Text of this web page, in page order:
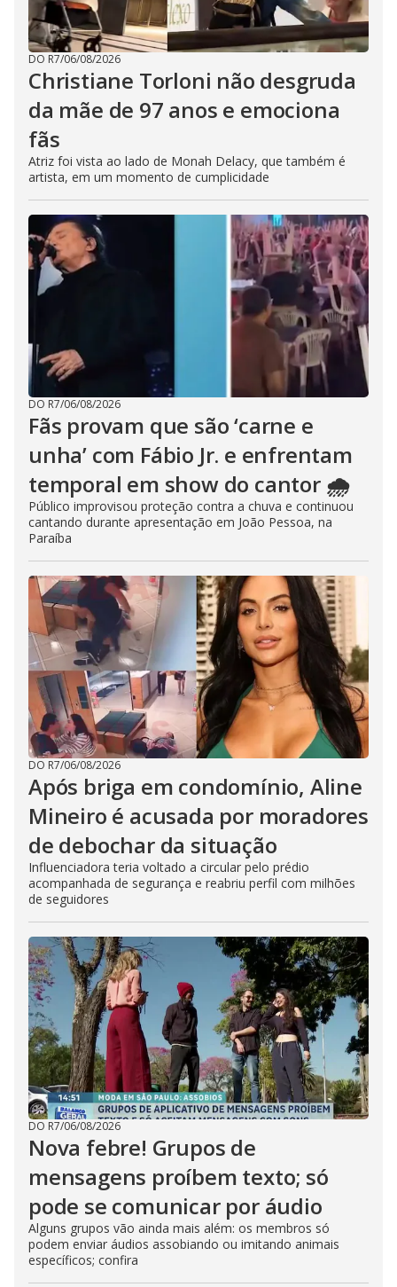
DO R7/06/08/2026
Christiane Torloni não desgruda
da mãe de 97 anos e emociona
fãs
Atriz foi vista ao lado de Monah Delacy, que também é
artista, em um momento de cumplicidade
DO R7/06/08/2026
Fãs provam que são ‘carne e
unha’ com Fábio Jr. e enfrentam
temporal em show do cantor 🌧️
Público improvisou proteção contra a chuva e continuou
cantando durante apresentação em João Pessoa, na
Paraíba
DO R7/06/08/2026
Após briga em condomínio, Aline
Mineiro é acusada por moradores
de debochar da situação
Influenciadora teria voltado a circular pelo prédio
acompanhada de segurança e reabriu perfil com milhões
de seguidores
DO R7/06/08/2026
Nova febre! Grupos de
mensagens proíbem texto; só
pode se comunicar por áudio
Alguns grupos vão ainda mais além: os membros só
podem enviar áudios assobiando ou imitando animais
específicos; confira